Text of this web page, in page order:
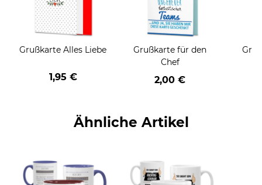
Grußkarte Alles Liebe
1,95 €
Grußkarte für den
Chef
2,00 €
Ähnliche Artikel